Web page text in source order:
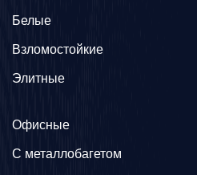
Белые
Взломостойкие
Элитные
Офисные
C металлобагетом